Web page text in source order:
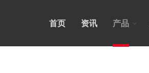
首页 资讯 产品